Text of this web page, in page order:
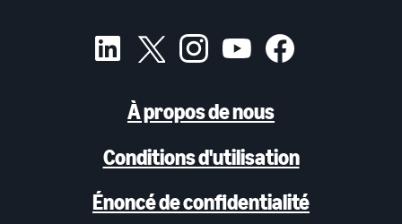
À propos de nous
Conditions d'utilisation
Énoncé de confidentialité